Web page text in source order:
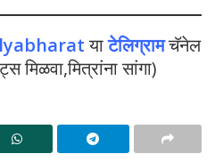
याटेलिग्रामचॅनेल
मिळवा,मित्रांना सांगा)